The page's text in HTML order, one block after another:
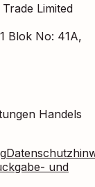
Limited
Blok No: 41A,
Handels
und